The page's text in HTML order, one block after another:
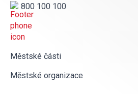
800 100 100
Městské části
Městské organizace